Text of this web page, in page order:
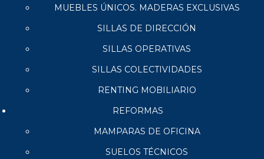
MUEBLES ÚNICOS. MADERAS EXCLUSIVAS
SILLAS DE DIRECCIÓN
SILLAS OPERATIVAS
SILLAS COLECTIVIDADES
RENTING MOBILIARIO
REFORMAS
MAMPARAS DE OFICINA
SUELOS TÉCNICOS